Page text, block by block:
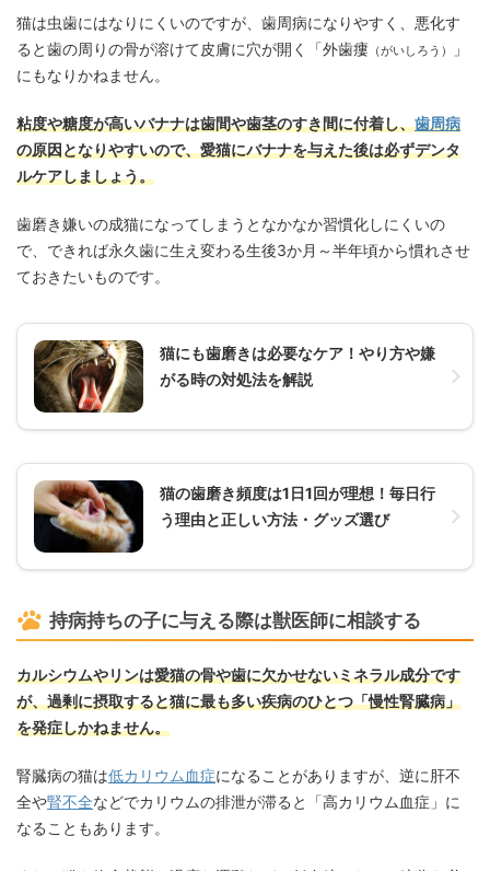
猫は虫歯にはなりにくいのですが、歯周病になりやすく、悪化す
ると歯の周りの骨が溶けて皮膚に穴が開く「外歯瘻 （がいしろう）
」
にもなりかねません。
粘度や糖度が高いバナナは歯間や歯茎のすき間に付着し、歯周病
の原因となりやすいので、愛猫にバナナを与えた後は必ずデンタ
ルケアしましょう。
歯磨き嫌いの成猫になってしまうとなかなか習慣化しにくいの
で、できれば永久歯に生え変わる生後3か月～半年頃から慣れさせ
ておきたいものです。
猫にも歯磨きは必要なケア！やり方や嫌
がる時の対処法を解説
猫の歯磨き頻度は1日1回が理想！毎日行
う理由と正しい方法・グッズ選び
持病持ちの子に与える際は獣医師に相談する
カルシウムやリンは愛猫の骨や歯に欠かせないミネラル成分です
が、過剰に摂取すると猫に最も多い疾病のひとつ「慢性腎臓病」
を発症しかねません。
腎臓病の猫は低カリウム血症になることがありますが、逆に肝不
全や腎不全などでカリウムの排泄が滞ると「高カリウム血症」に
なることもあります。